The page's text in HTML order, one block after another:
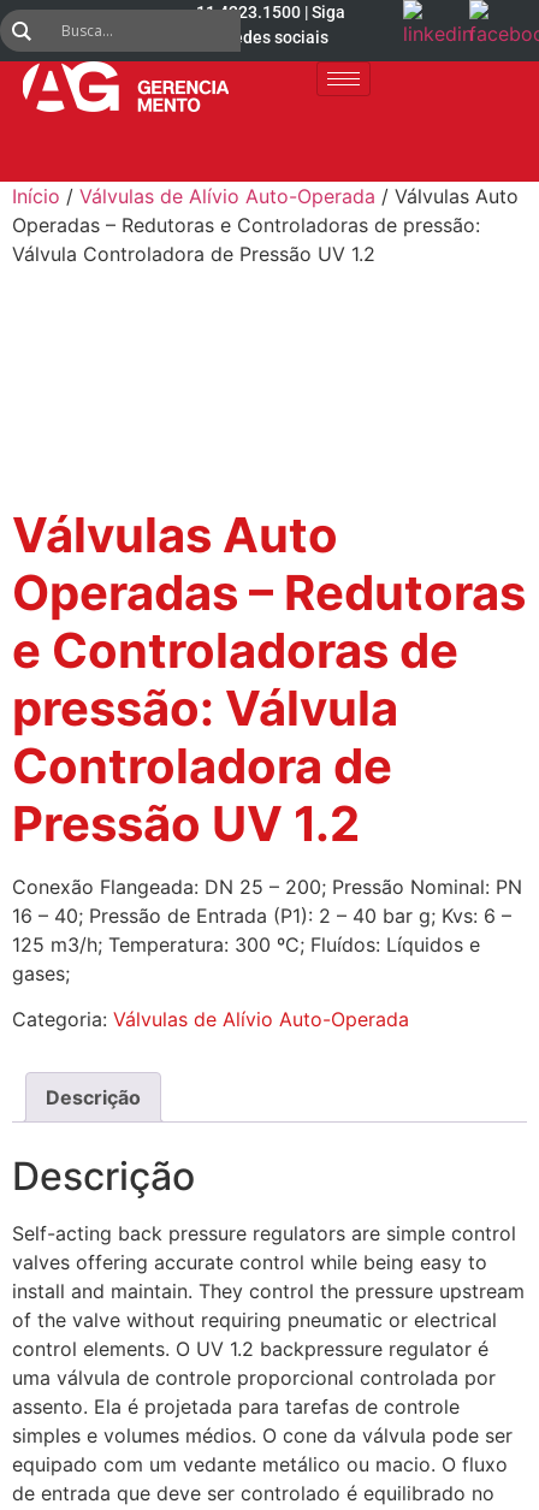
11 4223.1500 | Siga
nas redes sociais
Início / Válvulas de Alívio Auto-Operada / Válvulas Auto
Operadas – Redutoras e Controladoras de pressão:
Válvula Controladora de Pressão UV 1.2
Válvulas Auto
Operadas – Redutoras
e Controladoras de
pressão: Válvula
Controladora de
Pressão UV 1.2
Conexão Flangeada: DN 25 – 200; Pressão Nominal: PN
16 – 40; Pressão de Entrada (P1): 2 – 40 bar g; Kvs: 6 –
125 m3/h; Temperatura: 300 ºC; Fluídos: Líquidos e
gases;
Categoria: Válvulas de Alívio Auto-Operada
Descrição
Descrição
Self-acting back pressure regulators are simple control
valves offering accurate control while being easy to
install and maintain. They control the pressure upstream
of the valve without requiring pneumatic or electrical
control elements. O UV 1.2 backpressure regulator é
uma válvula de controle proporcional controlada por
assento. Ela é projetada para tarefas de controle
simples e volumes médios. O cone da válvula pode ser
equipado com um vedante metálico ou macio. O fluxo
de entrada que deve ser controlado é equilibrado no